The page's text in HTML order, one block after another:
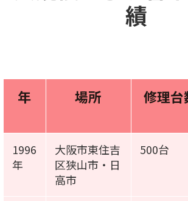
績
年 場所 修理台
1996
年
大阪市東住吉
区狭山市・日
高市
500台